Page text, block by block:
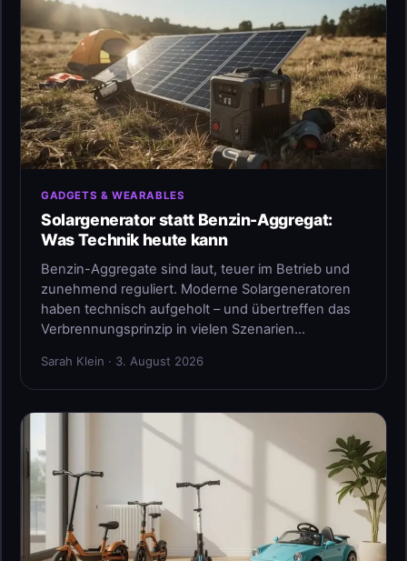
GADGETS & WEARABLES
Solargenerator statt Benzin-Aggregat:
Was Technik heute kann
Benzin-Aggregate sind laut, teuer im Betrieb und
zunehmend reguliert. Moderne Solargeneratoren
haben technisch aufgeholt – und übertreffen das
Verbrennungsprinzip in vielen Szenarien…
Sarah Klein · 3. August 2026